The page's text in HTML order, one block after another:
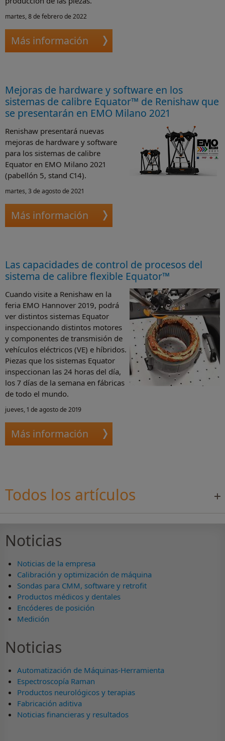
martes, 8 de febrero de 2022
Más información
Mejoras de hardware y software en los
sistemas de calibre Equator™ de Renishaw que
se presentarán en EMO Milano 2021
Renishaw presentará nuevas
mejoras de hardware y software
para los sistemas de calibre
Equator en EMO Milano 2021
(pabellón 5, stand C14).
martes, 3 de agosto de 2021
Más información
Las capacidades de control de procesos del
sistema de calibre flexible Equator™
Cuando visite a Renishaw en la
feria EMO Hannover 2019, podrá
ver distintos sistemas Equator
inspeccionando distintos motores
y componentes de transmisión de
vehículos eléctricos (VE) e híbridos.
Piezas que los sistemas Equator
inspeccionan las 24 horas del día,
los 7 días de la semana en fábricas
de todo el mundo.
jueves, 1 de agosto de 2019
Más información
Todos los artículos
Noticias
Noticias de la empresa
Calibración y optimización de máquina
Sondas para CMM, software y retrofit
Productos médicos y dentales
Encóderes de posición
Medición
Noticias
Automatización de Máquinas-Herramienta
Espectroscopía Raman
Productos neurológicos y terapias
Fabricación aditiva
Noticias financieras y resultados